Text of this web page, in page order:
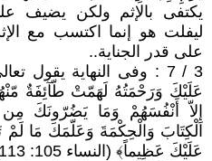
يكتفى بالإثم ولكن يضيف
ليفلت هو إنما اكتسب مع
على قدر الجناية..
3 / 7 : وفى النهاية يقول
عَلَيْكَ وَرَحْمَتُهُ لَهَمّتْ طّآئِفَةٌ
إِلاّ أَنْفُسَهُمْ وَمَا يَضُرّونَكَ
الْكِتَابَ وَالْحِكْمَةَ وَعَلّمَكَ مَا